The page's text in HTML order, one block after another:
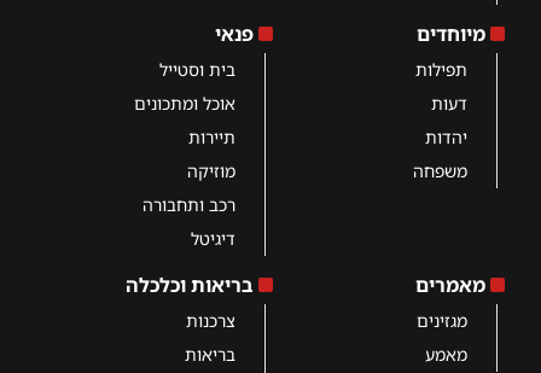
מיוחדים
תפילות
דעות
יהדות
משפחה
פנאי
בית וסטייל
אוכל ומתכונים
תיירות
מוזיקה
רכב ותחבורה
דיגיטל
מאמרים
מגזינים
מאמע
בריאות וכלכלה
צרכנות
בריאות